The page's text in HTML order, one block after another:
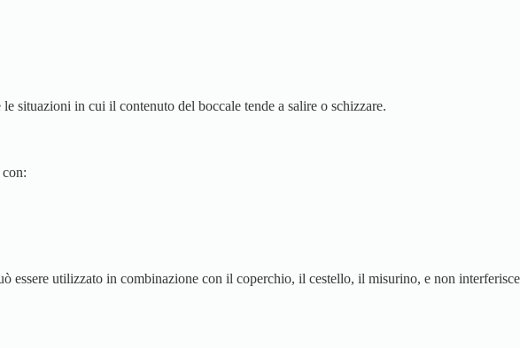
situazioni in cui il contenuto del boccale tende a salire o schizzare.
essere utilizzato in combinazione con il coperchio, il cestello, il misurino, e non interferisce